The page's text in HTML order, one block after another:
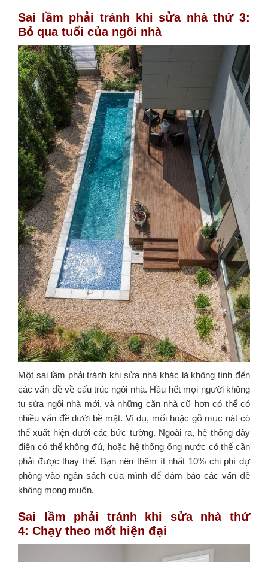
Sai lầm phải tránh khi sửa nhà thứ 3:
Bỏ qua tuổi của ngôi nhà
Một sai lầm phải tránh khi sửa nhà khác là không tính đến
các vấn đề về cấu trúc ngôi nhà. Hầu hết mọi người không
tu sửa ngôi nhà mới, và những căn nhà cũ hơn có thể có
nhiều vấn đề dưới bề mặt. Ví dụ, mối hoặc gỗ mục nát có
thể xuất hiện dưới các bức tường. Ngoài ra, hệ thống dây
điện có thể không đủ, hoặc hệ thống ống nước có thể cần
phải được thay thế. Bạn nên thêm ít nhất 10% chi phí dự
phòng vào ngân sách của mình để đảm bảo các vấn đề
không mong muốn.
Sai lầm phải tránh khi sửa nhà thứ
4: Chạy theo mốt hiện đại